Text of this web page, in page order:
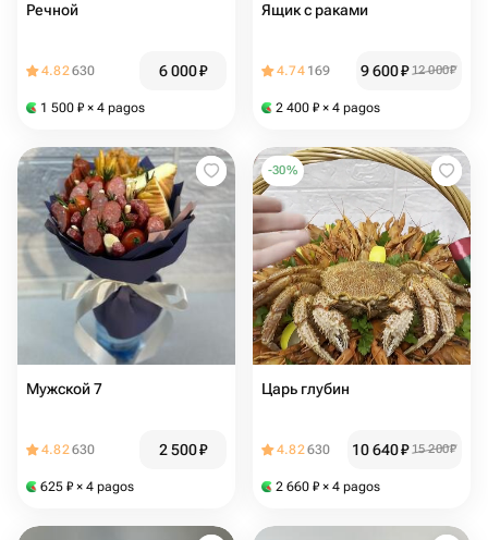
Речной
4.82630 6 000₽
1 500 ₽ × 4 pagos
Ящик с раками
4.74 169 9 600₽ 12 000₽
2 400 ₽ × 4 pagos
Мужской 7
4.82630 2 500₽
625 ₽ × 4 pagos
-30%
Царь глубин
4.82630 10 640₽ 15 200₽
2 660 ₽ × 4 pagos